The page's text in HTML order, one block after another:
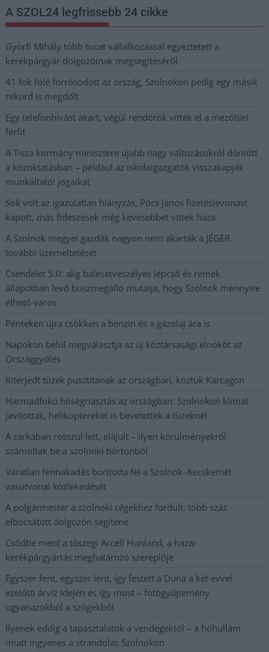
A SZOL24 legfrissebb 24 cikke
Györfi Mihály több tucat vállalkozással egyeztetett a
kerékpárgyár dolgozóinak megsegítéséről
41 fok fölé forrósodott az ország, Szolnokon pedig egy másik
rekord is megdőlt
Egy telefonhívást akart, végül rendőrök vitték el a mezőtúri
férfit
A Tisza kormány minisztere újabb nagy változásokról döntött
a közoktatásban – például az iskolaigazgatók visszakapják
munkáltatói jogaikat
Sok volt az igazolatlan hiányzás, Pócs János fizetéslevonást
kapott, más fideszesek még kevesebbet vittek haza
A Szolnok megyei gazdák nagyon nem akarták a JÉGER
további üzemeltetését
Csendélet 5.0: alig balesetveszélyes lépcső és remek
állapotban levő buszmegálló mutatja, hogy Szolnok mennyire
élhető város
Pénteken újra csökken a benzin és a gázolaj ára is
Napokon belül megválasztja az új köztársasági elnököt az
Országgyűlés
Kiterjedt tüzek pusztítanak az országban, köztük Karcagon
Harmadfokú hőségriasztás az országban: Szolnokon klímát
javítottak, helikoptereket is bevetettek a tüzeknél
A zárkában rosszul lett, elájult – ilyen körülményekről
számoltak be a szolnoki börtönből
Váratlan fennakadás borította fel a Szolnok–Kecskemét
vasútvonal közlekedését
A polgármester a szolnoki cégekhez fordult: több száz
elbocsátott dolgozón segítene
Csődbe ment a tószegi Accell Hunland, a hazai
kerékpárgyártás meghatározó szereplője
Egyszer fent, egyszer lent, így festett a Duna a két évvel
ezelőtti árvíz idején és így most – fotógyűjtemény
ugyanazokból a szögekből
Ilyenek eddig a tapasztalatok a vendégektől – a hőhullám
miatt ingyenes a strandolás Szolnokon